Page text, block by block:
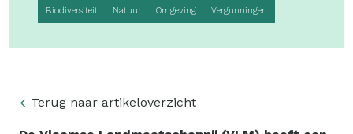
Biodiversiteit Natuur Omgeving Vergunningen
Terug naar artikeloverzicht